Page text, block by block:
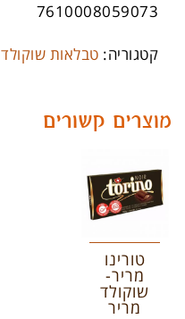
7610008059073
קטגוריה: טבלאות שוקולד
מוצרים קשורים
טורינו
מריר-
שוקולד
מריר